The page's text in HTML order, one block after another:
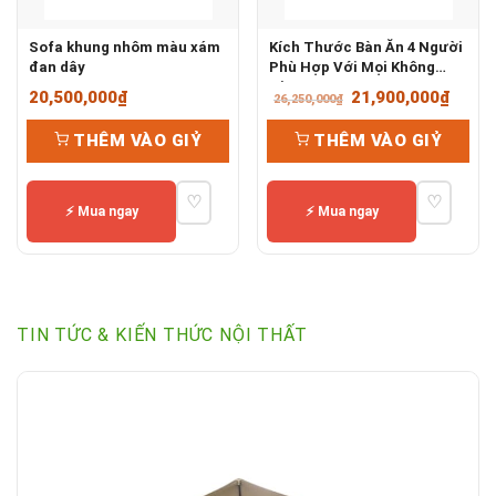
Sofa khung nhôm màu xám
đan dây
20,500,000₫
THÊM VÀO GIỶ
⚡ Mua ngay ♡
Kích Thước Bàn Ăn 4 Người
Phù Hợp Với Mọi Không
Gian
26,250,000₫
Giá
gốc
là:
26,250,000₫.
21,900,000₫Giá
hiện
THÊM VÀO GIỶ
⚡ Mua ngay ♡
TIN TỨC & KIẾN THỨC NỘI THẤT